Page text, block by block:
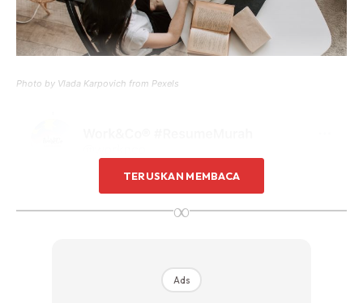
Photo by Vlada Karpovich from Pexels
TERUSKAN MEMBACA
∞
Ads